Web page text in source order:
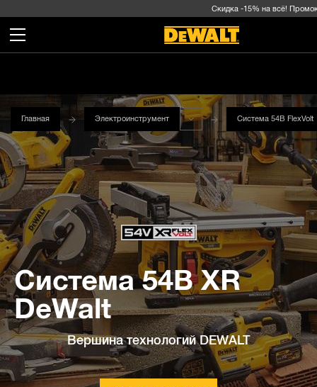
Скидка -15% на всё!
Главная Электроинструмент Система 54В FlexVolt
Система 54В XR
DeWalt
Вершина технологий DEWALT